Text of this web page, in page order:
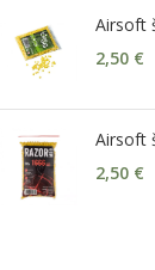
Airsoft
2,50 €
Airsoft
2,50 €